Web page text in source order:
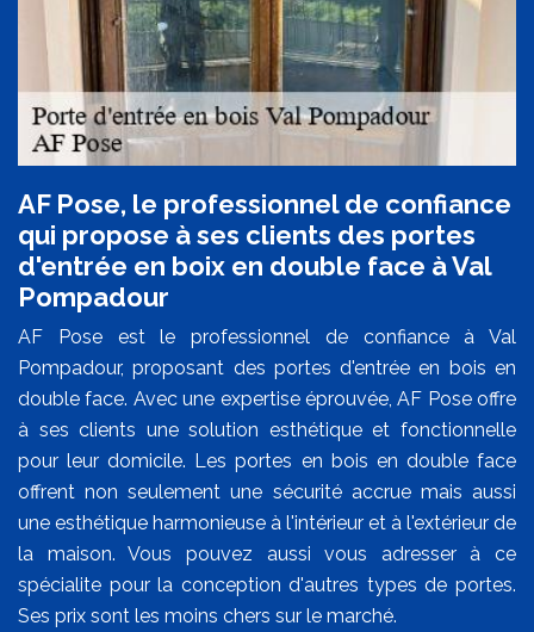
AF Pose, le professionnel de confiance
qui propose à ses clients des portes
d'entrée en boix en double face à Val
Pompadour
AF Pose est le professionnel de confiance à Val
Pompadour, proposant des portes d'entrée en bois en
double face. Avec une expertise éprouvée, AF Pose offre
à ses clients une solution esthétique et fonctionnelle
pour leur domicile. Les portes en bois en double face
offrent non seulement une sécurité accrue mais aussi
une esthétique harmonieuse à l'intérieur et à l'extérieur de
la maison. Vous pouvez aussi vous adresser à ce
spécialite pour la conception d'autres types de portes.
Ses prix sont les moins chers sur le marché.